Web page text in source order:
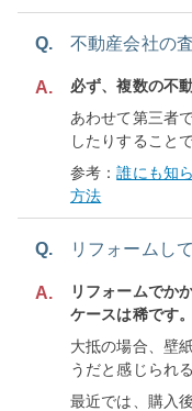
Q. 不動産会社の
A.
必ず、複数の不
あわせて第三者
したりすること
参考：誰にも知
方法
Q. リフォームし
A.
リフォームでか
ケースは稀です。
大抵の場合、壁
うだと感じられ
最近では、購入